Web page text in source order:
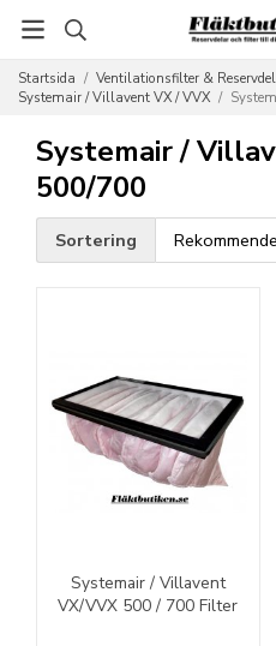
Startsida / Ventilationsfilter &
Systemair / Villavent VX / VVX /
Systemair /
500/700
Sortering
Systemair / Villavent
VX/VVX 500 / 700 Filter